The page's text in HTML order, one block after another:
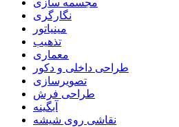
مجسمه سازی
نگارگری
مینیاتور
تذهیب
معماری
طراحی داخلی و دکور
تصویرسازی
طراحی فرش
آبگینه
نقاشی روی شیشه